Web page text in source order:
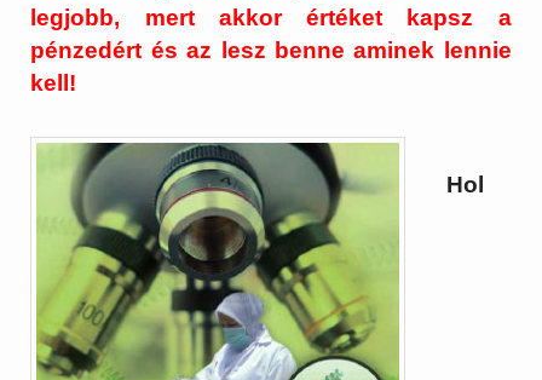
legjobb, mert akkor értéket kapsz a
pénzedért és az lesz benne aminek lennie
kell!
Hol